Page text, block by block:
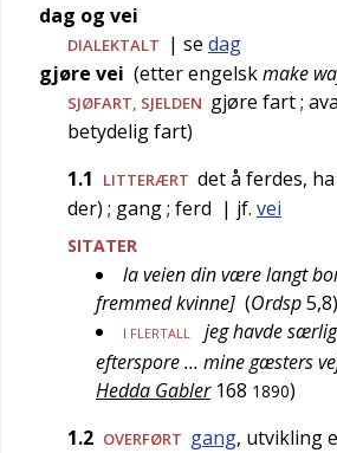
dag og vei
DIALEKTALT | se dag
gjøre vei (etterengelskmake
SJØFART, SJELDEN gjøre fart;
betydelig fart)
1.1
LITTERÆRT det å ferdes,
der) ; gang; ferd | jf. vei
SITATER
la veien din være langt
fremmed kvinne] (Ordsp5,8)
I FLERTALL
jeg havde
efterspore … mine gæsters
Hedda Gabler 168 1890)
1.2 OVERFØRT gang, utvikling